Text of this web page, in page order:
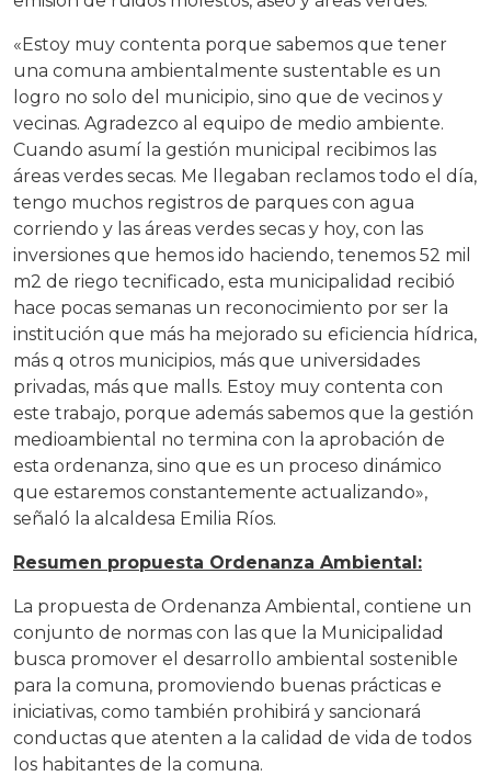
«Estoy muy contenta porque sabemos que tener
una comuna ambientalmente sustentable es un
logro no solo del municipio, sino que de vecinos y
vecinas. Agradezco al equipo de medio ambiente.
Cuando asumí la gestión municipal recibimos las
áreas verdes secas. Me llegaban reclamos todo el día,
tengo muchos registros de parques con agua
corriendo y las áreas verdes secas y hoy, con las
inversiones que hemos ido haciendo, tenemos 52 mil
m2 de riego tecnificado, esta municipalidad recibió
hace pocas semanas un reconocimiento por ser la
institución que más ha mejorado su eficiencia hídrica,
más q otros municipios, más que universidades
privadas, más que malls. Estoy muy contenta con
este trabajo, porque además sabemos que la gestión
medioambiental no termina con la aprobación de
esta ordenanza, sino que es un proceso dinámico
que estaremos constantemente actualizando»,
señaló la alcaldesa Emilia Ríos.
Resumen propuesta Ordenanza Ambiental:
La propuesta de Ordenanza Ambiental, contiene un
conjunto de normas con las que la Municipalidad
busca promover el desarrollo ambiental sostenible
para la comuna, promoviendo buenas prácticas e
iniciativas, como también prohibirá y sancionará
conductas que atenten a la calidad de vida de todos
los habitantes de la comuna.